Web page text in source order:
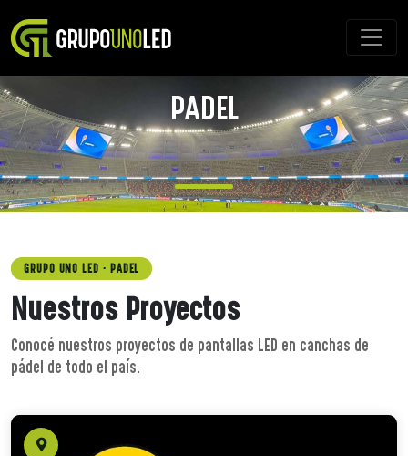
PADEL
.
GRUPO UNO LED · PADEL
Nuestros Proyectos
Conocé nuestros proyectos de pantallas LED en canchas de
pádel de todo el país.